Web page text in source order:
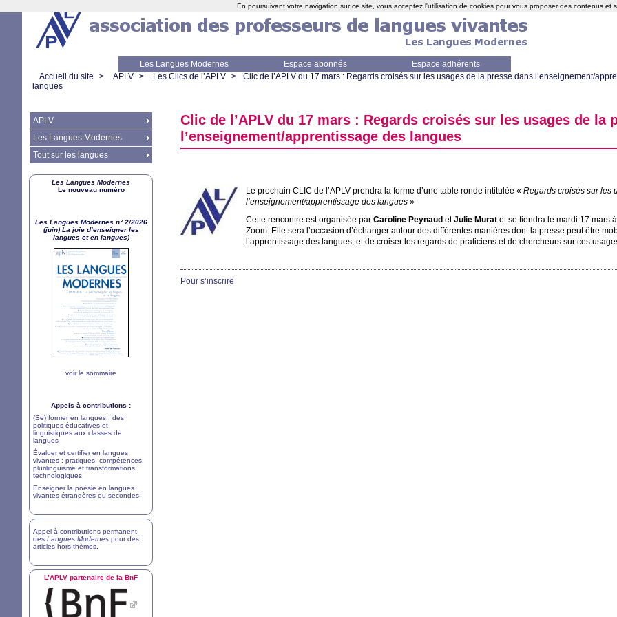
Les Langues Modernes Espace abonnés
Espace adhérents
Accueil du site > APLV > Les Clics de l’APLV > Clic de l’APLV du 17 mars : Regards croisés sur les usages de la presse dans l’enseignement/
langues
Clic de l’APLV du 17 mars : Regards croisés sur les usages de la
l’enseignement/apprentissage des langues
Le prochain CLIC de l’APLV prendra la forme d’une table ronde intitulée « Regards croisés sur les
l’enseignement/apprentissage des langues »
Cette rencontre est organisée par Caroline Peynaud etJulie Murat et se tiendra le mardi 17 mars
Zoom. Elle sera l’occasion d’échanger autour des différentes manières dont la presse peut être
l’apprentissage des langues, et de croiser les regards de praticiens et de chercheurs sur ces
Pour s’inscrire
APLV
Les Langues Modernes
Tout sur les langues
Les Langues Modernes
Le nouveau numéro
Les Langues Modernes n° 2/2026
(juin) La joie d’enseigner les
langues et en langues)
voir le sommaire
Appels à contributions :
(Se) former en langues : des
politiques éducatives et
linguistiques aux classes de
langues
Évaluer et certifier en langues
vivantes : pratiques, compétences,
plurilinguisme et transformations
technologiques
Enseigner la poésie en langues
vivantes étrangères ou secondes
Appel à contributions permanent
des Langues Modernes pour des
articles hors-thèmes
L’APLV partenaire de la BnF
En poursuivant votre navigation sur ce site, vous acceptez l'utilisation de cookies pour vous proposer des contenus et